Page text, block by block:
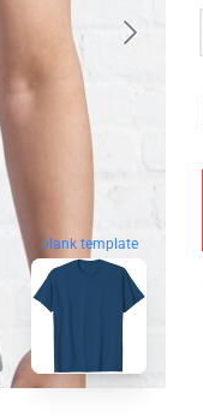
blank template